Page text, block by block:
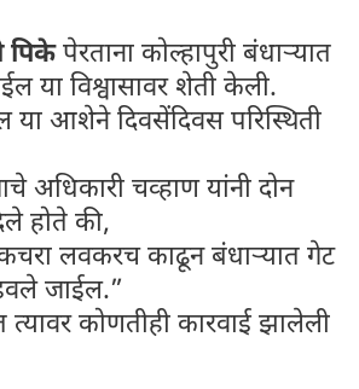
पिकेपेरताना कोल्हापुरी बंधाऱ्यात
या विश्वासावर शेती केली.
या आशेने दिवसेंदिवस परिस्थिती
अधिकारी चव्हाण यांनी दोन
होते की,
लवकरच काढून बंधाऱ्यात गेट
जाईल.”
कोणतीही कारवाई झालेली